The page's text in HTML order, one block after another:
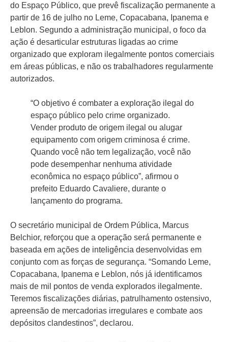
do Espaço Público, que prevê fiscalização permanente a
partir de 16 de julho no Leme, Copacabana, Ipanema e
Leblon. Segundo a administração municipal, o foco da
ação é desarticular estruturas ligadas ao crime
organizado que exploram ilegalmente pontos comerciais
em áreas públicas, e não os trabalhadores regularmente
autorizados.
“O objetivo é combater a exploração ilegal do
espaço público pelo crime organizado.
Vender produto de origem ilegal ou alugar
equipamento com origem criminosa é crime.
Quando você não tem legalização, você não
pode desempenhar nenhuma atividade
econômica no espaço público”, afirmou o
prefeito Eduardo Cavaliere, durante o
lançamento do programa.
O secretário municipal de Ordem Pública, Marcus
Belchior, reforçou que a operação será permanente e
baseada em ações de inteligência desenvolvidas em
conjunto com as forças de segurança. “Somando Leme,
Copacabana, Ipanema e Leblon, nós já identificamos
mais de mil pontos de venda explorados ilegalmente.
Teremos fiscalizações diárias, patrulhamento ostensivo,
apreensão de mercadorias irregulares e combate aos
depósitos clandestinos”, declarou.